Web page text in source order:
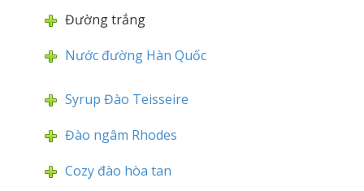
Đường trắng
Nước đường Hàn Quốc
Syrup Đào Teisseire
Đào ngâm Rhodes
Cozy đào hòa tan